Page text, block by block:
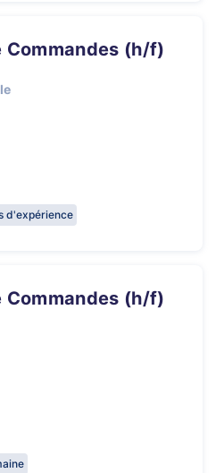
Commandes (h/f)
d'expérience
Commandes (h/f)